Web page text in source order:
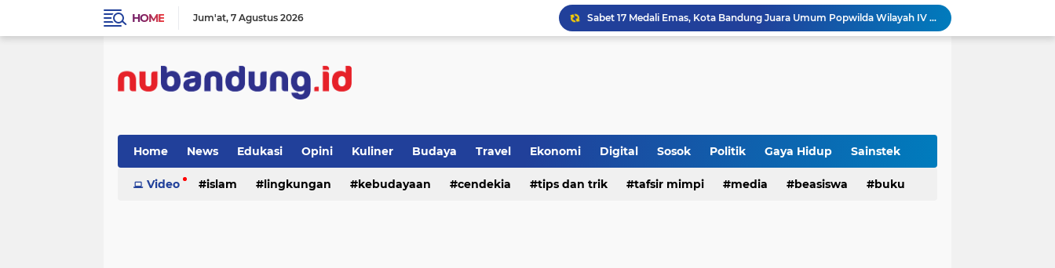
HOME Jum'at 7 Agustus 2026
Sabet 17 Medali Emas, Kota Bandung Juara Umum Popwilda Wilayah IV Jabar 2026
Jalan Redup Agama: Catatan untuk Munas-Kobes NU
Opini dan Hukum
Sinergi Kemenag RI–UIN Bandung Perkuat Moderasi Beragama di Kalangan Mahasiswa
Islam dan Barat
Home News Edukasi Opini Kuliner Budaya Travel Ekonomi Digital Sosok Politik Gaya Hidup Sainstek
Video islam lingkungan kebudayaan cendekia tips dan trik tafsir mimpi media beasiswa buku